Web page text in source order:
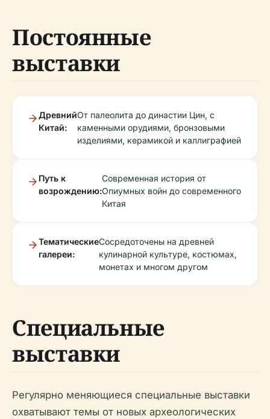
Постоянные
выставки
Древний
Китай:
От палеолита до династии Цин, с
каменными орудиями, бронзовыми
изделиями, керамикой и каллиграфией
Путь к
возрождению:
Современная история от
Опиумных войн до современного
Китая
Тематические
галереи:
Сосредоточены на древней
кулинарной культуре, костюмах,
монетах и многом другом
Специальные
выставки
Регулярно меняющиеся специальные выставки
охватывают темы от новых археологических